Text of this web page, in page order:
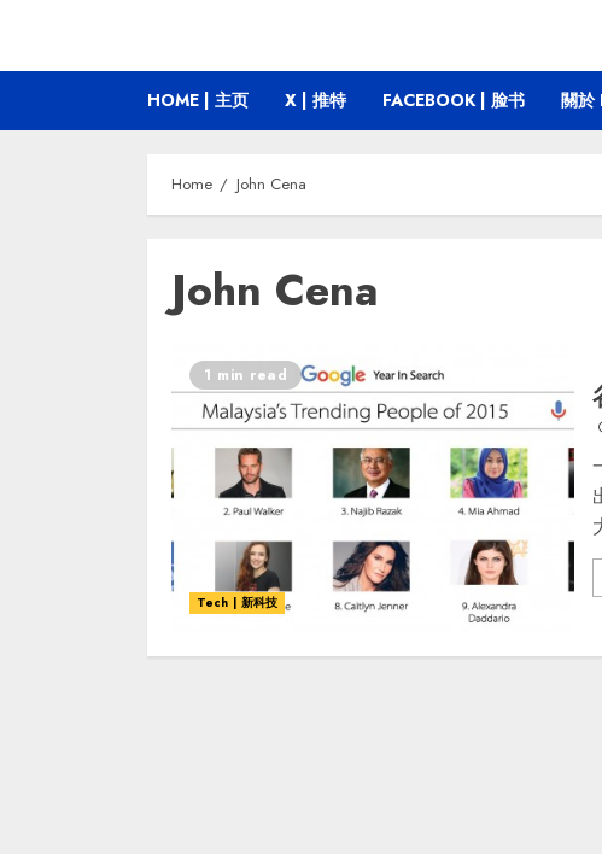
HOME | 主页 X | 推特 FACEBOOK | 脸书 關於
Home John Cena
John Cena
1 min read
Tech | 新科技